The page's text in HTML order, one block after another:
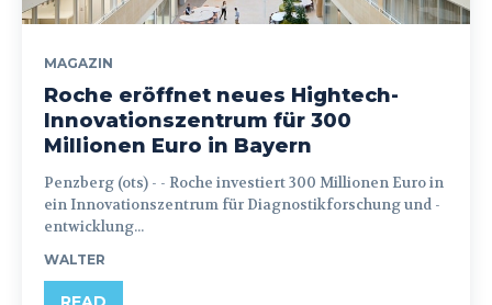
MAGAZIN
Roche eröffnet neues Hightech-
Innovationszentrum für 300
Millionen Euro in Bayern
Penzberg (ots) - - Roche investiert 300 Millionen Euro in
ein Innovationszentrum für Diagnostikforschung und -
entwicklung...
WALTER